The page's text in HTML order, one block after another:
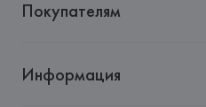
Покупателям
Информация